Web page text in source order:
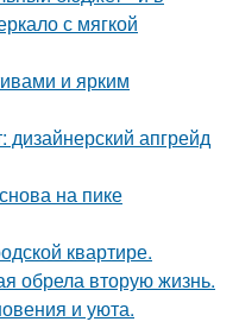
с мягкой
и ярким
дизайнерский апгрейд
на пике
квартире.
обрела вторую жизнь.
и уюта.